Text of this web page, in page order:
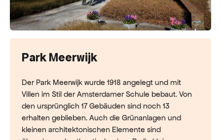
Park Meerwijk
Der Park Meerwijk wurde 1918 angelegt und mit
Villen im Stil der Amsterdamer Schule bebaut. Von
den ursprünglich 17 Gebäuden sind noch 13
erhalten geblieben. Auch die Grünanlagen und
kleinen architektonischen Elemente sind